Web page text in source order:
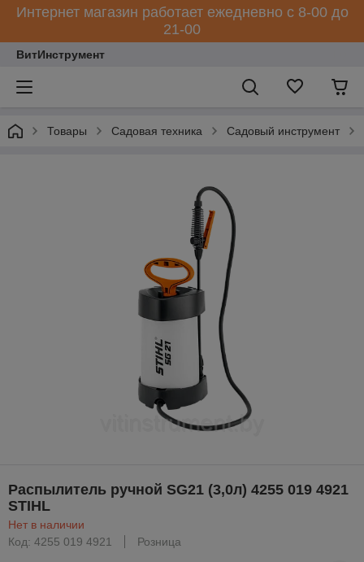
Интернет магазин работает ежедневно с 8-00 до
21-00
ВитИнструмент
Товары Садовая техника Садовый инструмент
Распылитель ручной SG21 (3,0л) 4255 019 4921
STIHL
Нет в наличии
Код: 4255 019 4921
Розница